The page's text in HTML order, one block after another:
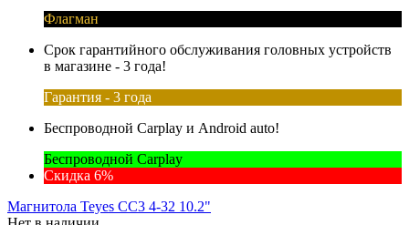
Флагман
Срок гарантийного обслуживания головных устройств
в магазине - 3 года!
Гарантия - 3 года
Беспроводной Carplay и Android auto!
Беспроводной Carplay
Скидка 6%
Магнитола Teyes CC3 4-32 10.2"